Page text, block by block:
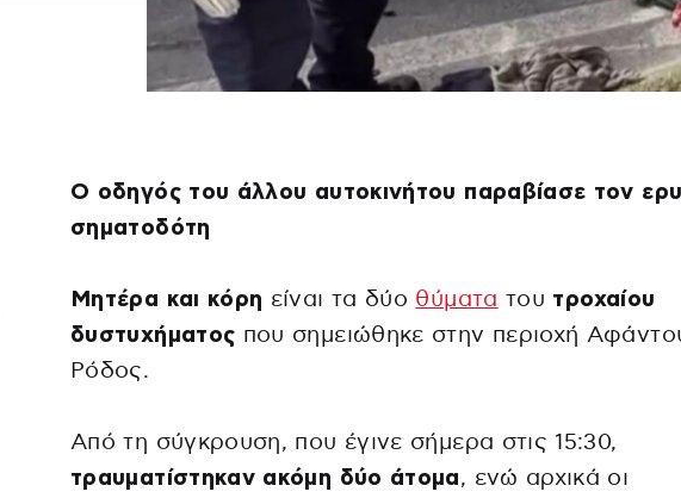
Ο οδηγός του άλλου αυτοκινήτου παραβίασε τον
σηματοδότη
Μητέρα και κόρη είναι τα δύο θύματα του τροχαίου
δυστυχήματος που σημειώθηκε στην περιοχή
Ρόδος.
Από τη σύγκρουση, που έγινε σήμερα στις 15:30,
τραυματίστηκαν ακόμη δύο άτομα, ενώ αρχικά οι